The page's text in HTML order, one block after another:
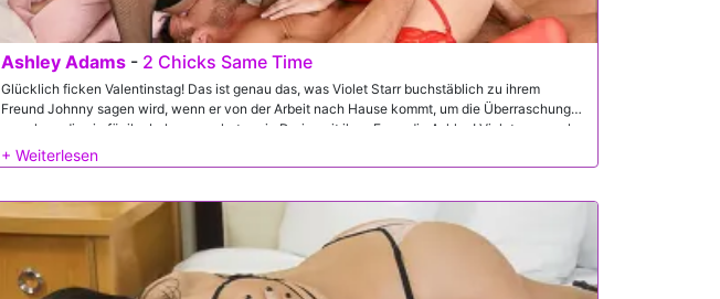
Ashley Adams - 2 Chicks Same Time
Glücklich ficken Valentinstag! Das ist genau das, was Violet Starr buchstäblich zu ihrem
Freund Johnny sagen wird, wenn er von der Arbeit nach Hause kommt, um die Überraschung
zu sehen, die sie für ihn bekommen hat ... ein Dreier mit ihrer Freundin Ashley! Violet war noch
nie mit einem Mädchen, also macht sie sich die Angaben, warum sie ihren Freund nicht für ein
kleines Mädchen einladen und dann Johnny das Geschenk für V-Day geben! Ashley stellt die
besonders saftig aussieht. Nachdem Violet Ashleys große natürliche Titten in sexy
Unterwäsche schnallt, kommt Johnny nach Hause zu seiner Fantasie wahr geworden. Oh, und
ist er cum!!!